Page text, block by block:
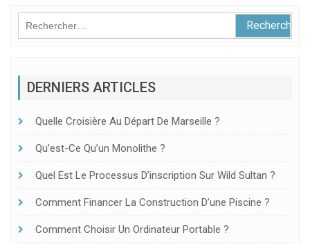
DERNIERS ARTICLES
Quelle Croisière Au Départ De Marseille ?
Qu’est-Ce Qu’un Monolithe ?
Quel Est Le Processus D’inscription Sur Wild Sultan ?
Comment Financer La Construction D’une Piscine ?
Comment Choisir Un Ordinateur Portable ?